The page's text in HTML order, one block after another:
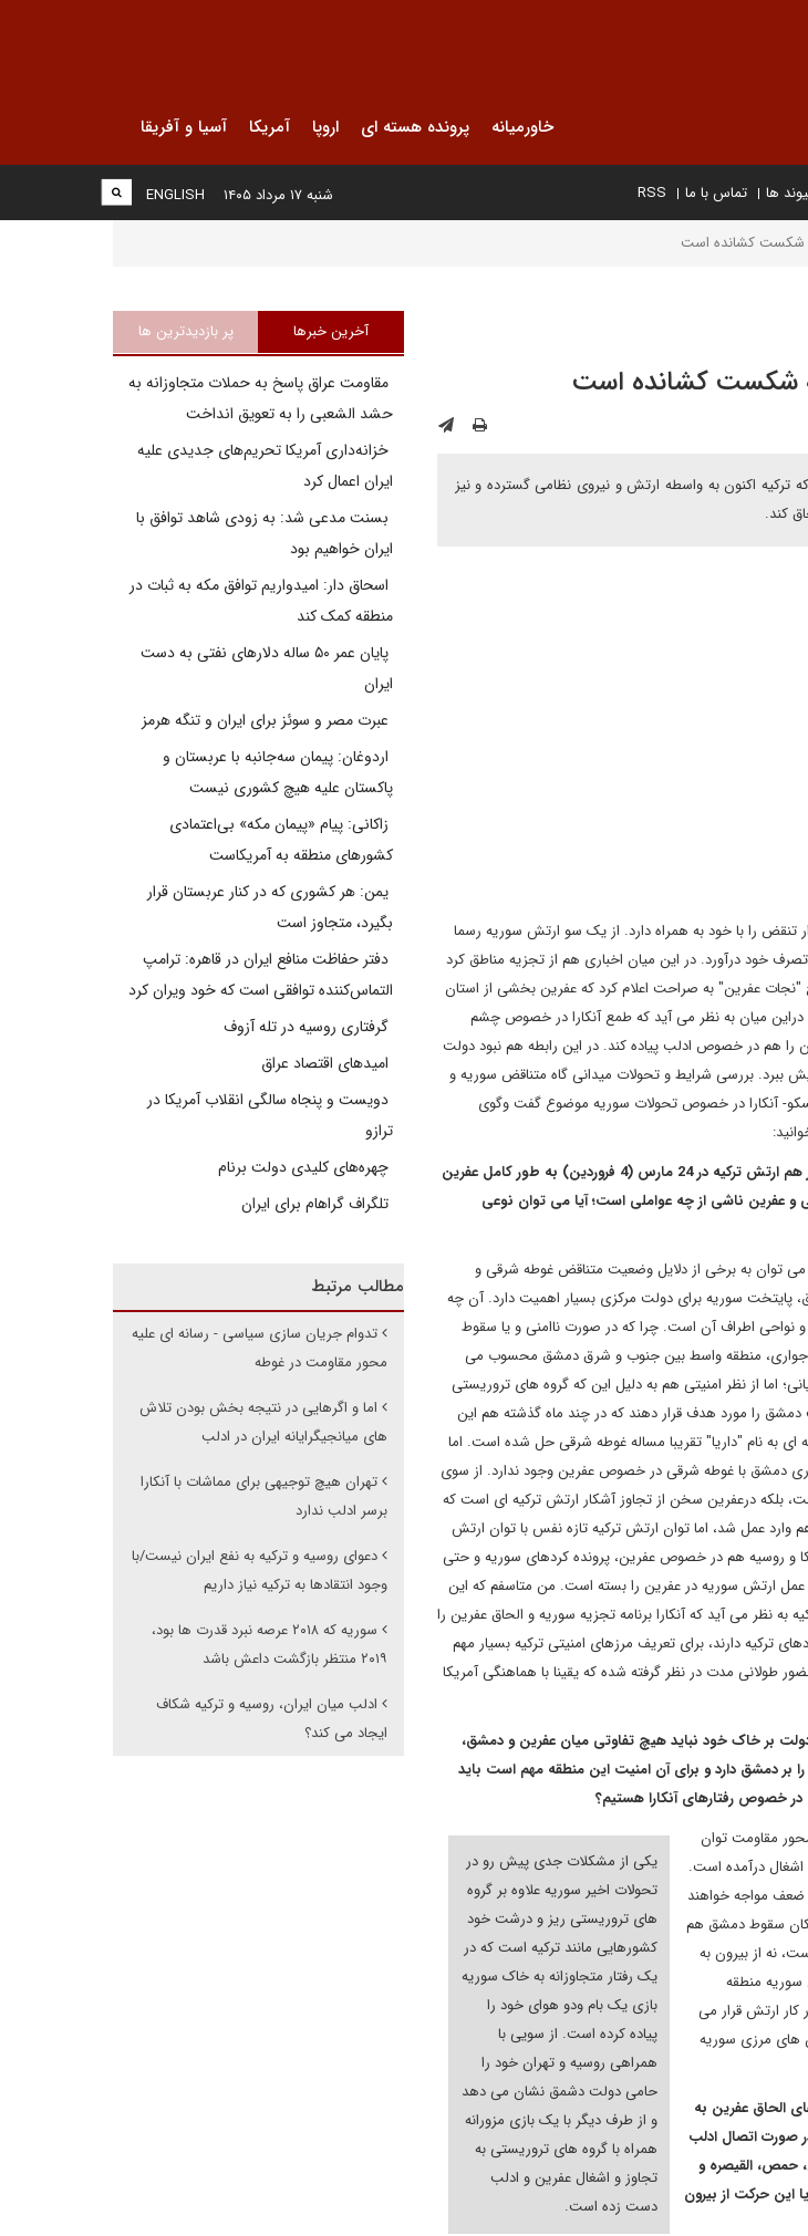
خاورمیانه پرونده هسته ای اروپا آمریکا آسیا و آفریقا
ها تماس با ما RSS
ENGLISH شنبه ۱۷ مرداد ۱۴۰۵
شکست کشانده است
شکست کشانده است
اکنون به واسطه ارتش و نیروی نظامی گسترده و نیز
کند.
را با خود به همراه دارد. از یک سو ارتش سوریه رسما
خود درآورد. در این میان اخباری هم از تجزیه مناطق کرد
عفرین" به صراحت اعلام کرد که عفرین بخشی از استان
دراین میان به نظر می آید که طمع آنکارا در خصوص چشم
را هم در خصوص ادلب پیاده کند. در این رابطه هم نبود دولت
ببرد. بررسی شرایط و تحولات میدانی گاه متناقض سوریه و
آنکارا در خصوص تحولات سوریه موضوع گفت وگوی
دیروز (یکشنبه) ارتش سوریه رسما تسلط کاملش را برغوطه شرقی اعلام می کند و در آن سو پیشتر هم ارتش ترکیه در 24 مارس (4 فروردین) به طور کامل عفرین
عفرین ناشی از چه عواملی است؛ آیا می توان نوعی
7 سال جنگ داخلی شدید نگاه شود، می توان به برخی از دلایل وضعیت متناقض غوطه شرقی و
پایتخت سوریه برای دولت مرکزی بسیار اهمیت دارد. آن چه
نواحی اطراف آن است. چرا که در صورت ناامنی و یا سقوط
جواری، منطقه واسط بین جنوب و شرق دمشق محسوب می
اما از نظر امنیتی هم به دلیل این که گروه های تروریستی
دمشق را مورد هدف قرار دهند که در چند ماه گذشته هم این
ای به نام "داریا" تقریبا مساله غوطه شرقی حل شده است. اما
دمشق با غوطه شرقی در خصوص عفرین وجود ندارد. از سوی
بلکه درعفرین سخن از تجاوز آشکار ارتش ترکیه ای است که
عمل شد، اما توان ارتش ترکیه تازه نفس با توان ارتش
و روسیه هم در خصوص عفرین، پرونده کردهای سوریه و حتی
عمل ارتش سوریه در عفرین را بسته است. من متاسفم که این
نظر می آید که آنکارا برنامه تجزیه سوریه و الحاق عفرین را
ترکیه دارند، برای تعریف مرزهای امنیتی ترکیه بسیار مهم
طولانی مدت در نظر گرفته شده که یقینا با هماهنگی آمریکا
بر خاک خود نباید هیچ تفاوتی میان عفرین و دمشق،
بر دمشق دارد و برای آن امنیت این منطقه مهم است باید
خصوص رفتارهای آنکارا هستیم؟
یکی از مشکلات جدی پیش رو در
تحولات اخیر سوریه علاوه بر گروه
های تروریستی ریز و درشت خود
کشورهایی مانند ترکیه است که در
یک رفتار متجاوزانه به خاک سوریه
بازی یک بام ودو هوای خود را
پیاده کرده است. از سویی با
همراهی روسیه و تهران خود را
حامی دولت دشمق نشان می دهد
و از طرف دیگر با یک بازی مزورانه
همراه با گروه های تروریستی به
تجاوز و اشغال عفرین و ادلب
دست زده است.
مقاومت توان
درآمده است.
ضعف مواجه خواهند
سقوط دمشق هم
نه از بیرون به
منطقه
کار ارتش قرار می
های مرزی سوریه
الحاق عفرین به
صورت اتصال ادلب
حمص، القیصره و
این حرکت از بیرون
آخرین خبرها پر بازدیدترین ها
مقاومت عراق پاسخ به حملات متجاوزانه به
حشد الشعبی را به تعویق انداخت
خزانه‌داری آمریکا تحریم‌های جدیدی علیه
ایران اعمال کرد
بسنت مدعی شد: به زودی شاهد توافق با
ایران خواهیم بود
اسحاق دار: امیدواریم توافق مکه به ثبات در
منطقه کمک کند
پایان عمر ۵۰ ساله دلارهای نفتی به دست
ایران
عبرت مصر و سوئز برای ایران و تنگه هرمز
اردوغان: پیمان سه‌جانبه با عربستان و
پاکستان علیه هیچ کشوری نیست
زاکانی: پیام «پیمان مکه» بی‌اعتمادی
کشورهای منطقه به آمریکاست
یمن: هر کشوری که در کنار عربستان قرار
بگیرد، متجاوز است
دفتر حفاظت منافع ایران در قاهره: ترامپ
التماس‌کننده توافقی است که خود ویران کرد
گرفتاری روسیه در تله آزوف
امیدهای اقتصاد عراق
دویست و پنجاه سالگی انقلاب آمریکا در
ترازو
چهره‌های کلیدی دولت برنام
تلگراف گراهام برای ایران
مطالب مرتبط
تدوام جریان سازی سیاسی - رسانه ای علیه
محور مقاومت در غوطه
اما و اگرهایی در نتیجه بخش بودن تلاش
های میانجیگرایانه ایران در ادلب
تهران هیچ توجیهی برای مماشات با آنکارا
برسر ادلب ندارد
دعوای روسیه و ترکیه به نفع ایران نیست/با
وجود انتقادها به ترکیه نیاز داریم
سوریه که ۲۰۱۸ عرصه نبرد قدرت ها بود،
۲۰۱۹ منتظر بازگشت داعش باشد
ادلب میان ایران، روسیه و ترکیه شکاف
ایجاد می کند؟